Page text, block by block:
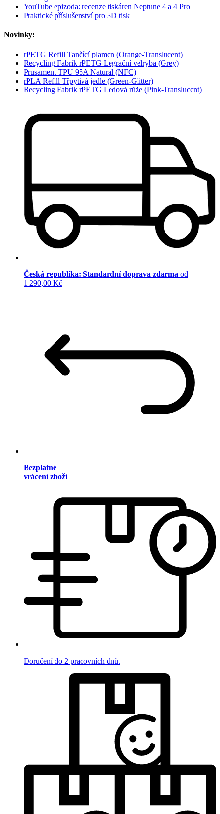
YouTube epizoda: recenze tiskáren Neptune 4 a 4 Pro
Praktické příslušenství pro 3D tisk
Novinky:
rPETG Refill Tančící plamen (Orange-Translucent)
Recycling Fabrik rPETG Legrační velryba (Grey)
Prusament TPU 95A Natural (NFC)
rPLA Refill Třpytivá jedle (Green-Glitter)
Recycling Fabrik rPETG Ledová růže (Pink-Translucent)
Česká republika: Standardní doprava zdarma od
1 290,00 Kč
Bezplatné
vrácení zboží
Doručení do 2 pracovních dnů.